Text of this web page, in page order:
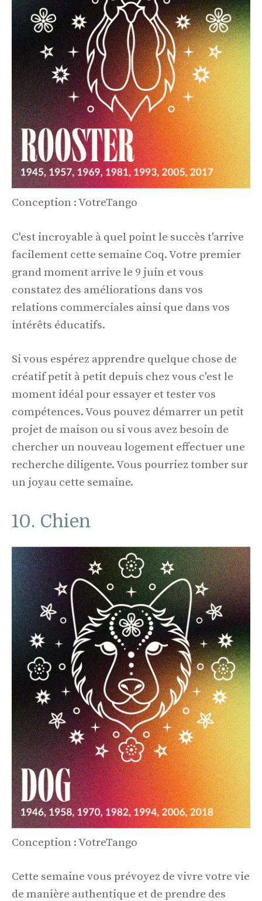
Conception : VotreTango
C'est incroyable à quel point le succès t'arrive
facilement cette semaine Coq. Votre premier
grand moment arrive le 9 juin et vous
constatez des améliorations dans vos
relations commerciales ainsi que dans vos
intérêts éducatifs.
Si vous espérez apprendre quelque chose de
créatif petit à petit depuis chez vous c'est le
moment idéal pour essayer et tester vos
compétences. Vous pouvez démarrer un petit
projet de maison ou si vous avez besoin de
chercher un nouveau logement effectuer une
recherche diligente. Vous pourriez tomber sur
un joyau cette semaine.
10. Chien
Conception : VotreTango
Cette semaine vous prévoyez de vivre votre vie
de manière authentique et de prendre des